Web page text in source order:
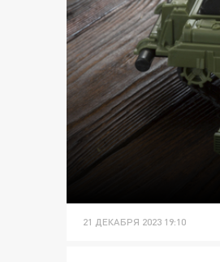
21 ДЕКАБРЯ 2023 19:10